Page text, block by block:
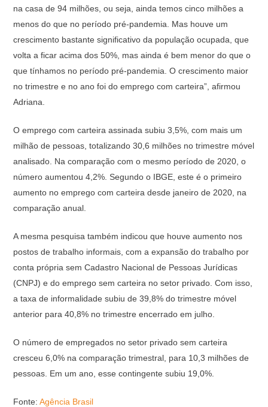
na casa de 94 milhões, ou seja, ainda temos cinco milhões a
menos do que no período pré-pandemia. Mas houve um
crescimento bastante significativo da população ocupada, que
volta a ficar acima dos 50%, mas ainda é bem menor do que o
que tínhamos no período pré-pandemia. O crescimento maior
no trimestre e no ano foi do emprego com carteira”, afirmou
Adriana.
O emprego com carteira assinada subiu 3,5%, com mais um
milhão de pessoas, totalizando 30,6 milhões no trimestre móvel
analisado. Na comparação com o mesmo período de 2020, o
número aumentou 4,2%. Segundo o IBGE, este é o primeiro
aumento no emprego com carteira desde janeiro de 2020, na
comparação anual.
A mesma pesquisa também indicou que houve aumento nos
postos de trabalho informais, com a expansão do trabalho por
conta própria sem Cadastro Nacional de Pessoas Jurídicas
(CNPJ) e do emprego sem carteira no setor privado. Com isso,
a taxa de informalidade subiu de 39,8% do trimestre móvel
anterior para 40,8% no trimestre encerrado em julho.
O número de empregados no setor privado sem carteira
cresceu 6,0% na comparação trimestral, para 10,3 milhões de
pessoas. Em um ano, esse contingente subiu 19,0%.
Fonte: Agência Brasil